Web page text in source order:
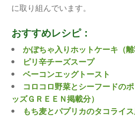
に取り組んでいます。
おすすめレシピ：
かぼちゃ入りホットケーキ（離
ピリ辛チーズスープ
ベーコンエッグトースト
コロコロ野菜とシーフードの
ッズＧＲＥＥＮ掲載分）
もち麦とパプリカのタコライ